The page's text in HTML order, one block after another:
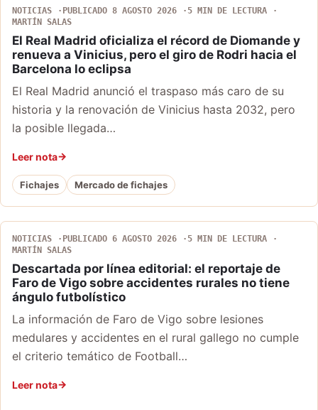
NOTICIAS PUBLICADO 8 AGOSTO 2026
5 MIN DE LECTURA
MARTÍN SALAS
El Real Madrid oficializa el récord de Diomande y
renueva a Vinicius, pero el giro de Rodri hacia el
Barcelona lo eclipsa
El Real Madrid anunció el traspaso más caro de su
historia y la renovación de Vinicius hasta 2032, pero
la posible llegada…
Leer nota
Fichajes Mercado de fichajes
NOTICIAS PUBLICADO 6 AGOSTO 2026
5 MIN DE LECTURA
MARTÍN SALAS
Descartada por línea editorial: el reportaje de
Faro de Vigo sobre accidentes rurales no tiene
ángulo futbolístico
La información de Faro de Vigo sobre lesiones
medulares y accidentes en el rural gallego no cumple
el criterio temático de Football…
Leer nota